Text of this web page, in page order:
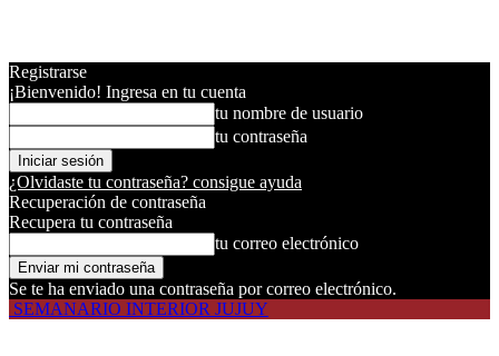
Registrarse
¡Bienvenido! Ingresa en tu cuenta
tu nombre de usuario
tu contraseña
¿Olvidaste tu contraseña? consigue ayuda
Recuperación de contraseña
Recupera tu contraseña
tu correo electrónico
Se te ha enviado una contraseña por correo electrónico.
SEMANARIO INTERIOR JUJUY